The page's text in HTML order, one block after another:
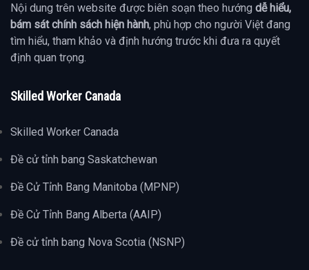
Nội dung trên website được biên soạn theo hướng dễ hiểu,
bám sát chính sách hiện hành, phù hợp cho người Việt đang
tìm hiểu, tham khảo và định hướng trước khi đưa ra quyết
định quan trọng.
Skilled Worker Canada
Skilled Worker Canada
Đề cử tỉnh bang Saskatchewan
Đề Cử Tỉnh Bang Manitoba (MPNP)
Đề Cử Tỉnh Bang Alberta (AAIP)
Đề cử tỉnh bang Nova Scotia (NSNP)